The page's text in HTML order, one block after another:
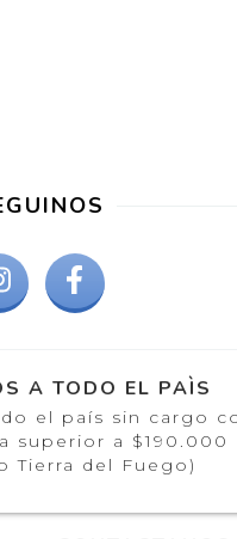
A TODO EL PAÌS
el país sin cargo
superior a $190.000
Tierra del Fuego)